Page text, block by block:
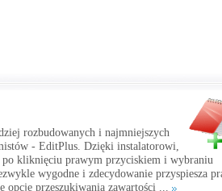
rozbudowanych i najmniejszych
- EditPlus. Dzięki instalatorowi,
po kliknięciu prawym przyciskiem i wybraniu
wygodne i zdecydowanie przyspiesza
opcje przeszukiwania zawartości ...